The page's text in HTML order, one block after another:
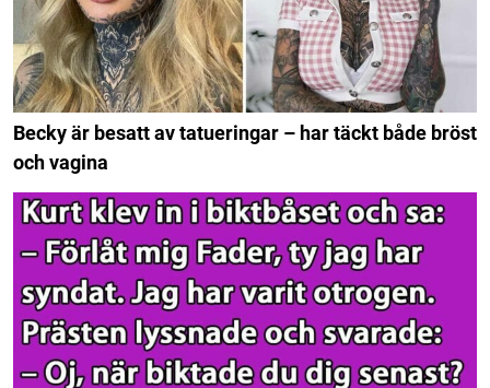
Becky är besatt av tatueringar – har täckt både bröst
och vagina